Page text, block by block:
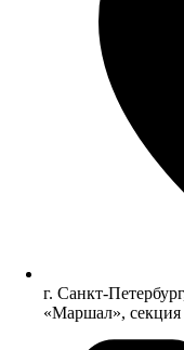
г. Санкт-
«Маршал», секция